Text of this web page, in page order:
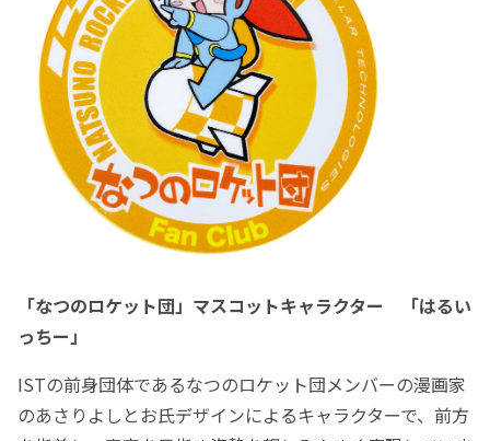
「なつのロケット団」マスコットキャラクター 「はるい
っちー」
ISTの前身団体であるなつのロケット団メンバーの漫画家
のあさりよしとお氏デザインによるキャラクターで、前方